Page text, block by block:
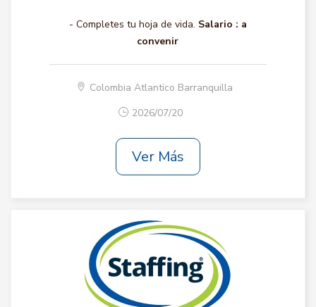
- Completes tu hoja de vida. Salario : a
convenir
Colombia Atlantico Barranquilla
2026/07/20
Ver Más